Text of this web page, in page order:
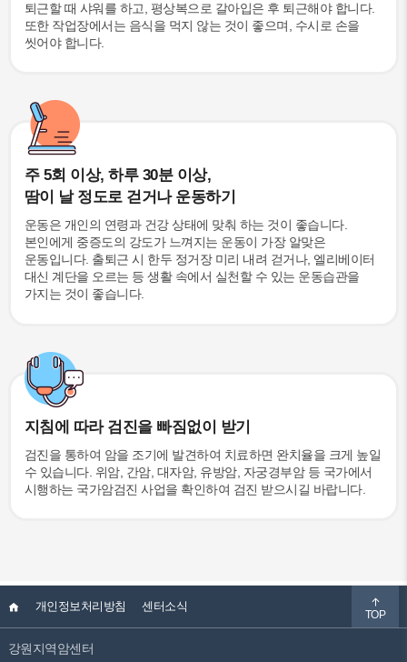
퇴근할 때 샤워를 하고, 평상복으로 갈아입은 후 퇴근해야 합니다.
또한 작업장에서는 음식을 먹지 않는 것이 좋으며, 수시로 손을
씻어야 합니다.
주 5회 이상, 하루 30분 이상,
땀이 날 정도로 걷거나 운동하기
운동은 개인의 연령과 건강 상태에 맞춰 하는 것이 좋습니다.
본인에게 중증도의 강도가 느껴지는 운동이 가장 알맞은
운동입니다. 출퇴근 시 한두 정거장 미리 내려 걷거나, 엘리베이터
대신 계단을 오르는 등 생활 속에서 실천할 수 있는 운동습관을
가지는 것이 좋습니다.
지침에 따라 검진을 빠짐없이 받기
검진을 통하여 암을 조기에 발견하여 치료하면 완치율을 크게 높일
수 있습니다. 위암, 간암, 대자암, 유방암, 자궁경부암 등 국가에서
시행하는 국가암검진 사업을 확인하여 검진 받으시길 바랍니다.
개인정보처리방침 센터소식
TOP
강원지역암센터